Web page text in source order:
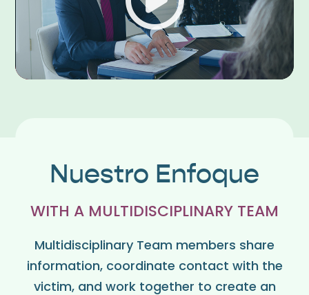
Nuestro Enfoque
WITH A MULTIDISCIPLINARY TEAM
Multidisciplinary Team members share
information, coordinate contact with the
victim, and work together to create an